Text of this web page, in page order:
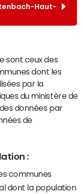
Haut-
sont ceux des
dont les
par la
du ministère de
données par
de
:
communes
dont la population